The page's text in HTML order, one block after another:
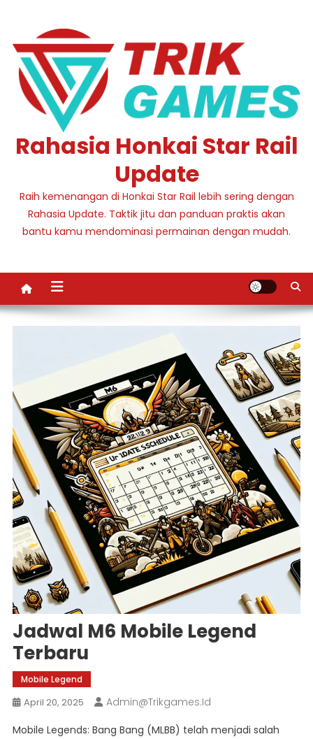
content
Rahasia Honkai Star Rail
Update
Raih kemenangan di Honkai Star Rail lebih sering dengan
Rahasia Update. Taktik jitu dan panduan praktis akan
bantu kamu mendominasi permainan dengan mudah.
Jadwal M6 Mobile Legend
Terbaru
Mobile Legend
April 20, 2025
Admin@trikgames.id
Mobile Legends: Bang Bang (MLBB) telah menjadi salah